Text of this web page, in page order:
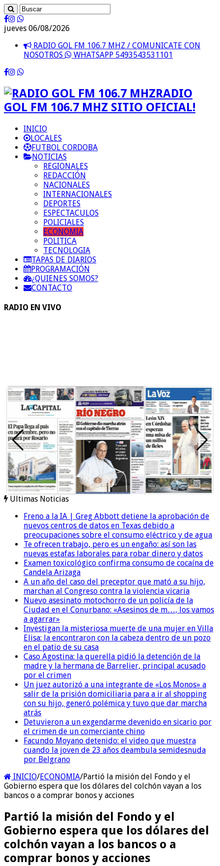
jueves 06/08/2026
RADIO GOL FM 106.7 MHZ / COMUNICATE CON
NOSOTROS
WHATSAPP 5493543531101
RADIO
GOL FM 106.7 MHZ SITIO OFICIAL!
INICIO
LOCALES
FUTBOL CORDOBA
NOTICIAS
REGIONALES
REDACCIÓN
NACIONALES
INTERNACIONALES
DEPORTES
ESPECTACULOS
POLICIALES
ECONOMIA
POLITICA
TECNOLOGIA
TAPAS DE DIARIOS
PROGRAMACIÓN
¿QUIENES SOMOS?
CONTACTO
RADIO EN VIVO
Ultimas Noticias
Freno a la IA | Greg Abbott detiene la aprobación de
nuevos centros de datos en Texas debido a
preocupaciones sobre el consumo eléctrico y de agua
Te ofrecen trabajo, pero es un engaño: así son las
nuevas estafas laborales para robar dinero y datos
Examen toxicológico confirma consumo de cocaína de
Candela Arizaga
A un año del caso del preceptor que mató a su hijo,
marchan al Congreso contra la violencia vicaria
Nuevo asesinato motochorro de un policía de la
Ciudad en el Conurbano: «Asesinos de m…, los vamos
a agarrar»
Investigan la misteriosa muerte de una mujer en Villa
Elisa: la encontraron con la cabeza dentro de un pozo
en el patio de su casa
Caso Agostina: la querella pidió la detención de la
madre y la hermana de Barrelier, principal acusado
por el crimen
Un juez autorizó a una integrante de «Los Monos» a
salir de la prisión domiciliaria para a ir al shopping
con su hijo, generó polémica y tuvo que dar marcha
atrás
Detuvieron a un exgendarme devenido en sicario por
el crimen de un comerciante chino
Facundo Moyano detenido: el video que muestra
cuando la joven de 23 años deambula semidesnuda
por Belgrano
INICIO/ECONOMIA/Partió la misión del Fondo y el
Gobierno espera que los dólares del colchón vayan a los
bancos o a comprar bonos y acciones
Partió la misión del Fondo y el
Gobierno espera que los dólares del
colchón vayan a los bancos o a
comprar bonos y acciones